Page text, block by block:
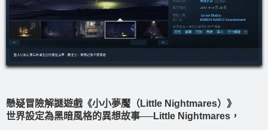
懸疑冒險解謎遊戲《小小夢魘（Little Nightmares）》
世界設定為黑暗風格的異想故事──Little Nightmares，